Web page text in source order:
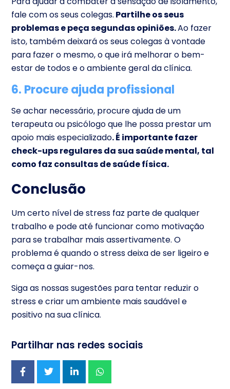
fale com os seus colegas. Partilhe os seus
problemas e peça segundas opiniões.Ao fazer
isto, também deixará os seus colegas à vontade
para fazer o mesmo, o que irá melhorar o bem-
estar de todos e o ambiente geral da clínica.
6. Procure ajuda profissional
Se achar necessário, procure ajuda de um
terapeuta ou psicólogo que lhe possa prestar um
apoio mais especializado. É importante fazer
check-ups regulares da sua saúde mental, tal
como faz consultas de saúde física.
Conclusão
Um certo nível de stress faz parte de qualquer
trabalho e pode até funcionar como motivação
para se trabalhar mais assertivamente. O
problema é quando o stress deixa de ser ligeiro e
começa a guiar-nos.
Siga as nossas sugestões para tentar reduzir o
stress e criar um ambiente mais saudável e
positivo na sua clínica.
Partilhar nas redes sociais